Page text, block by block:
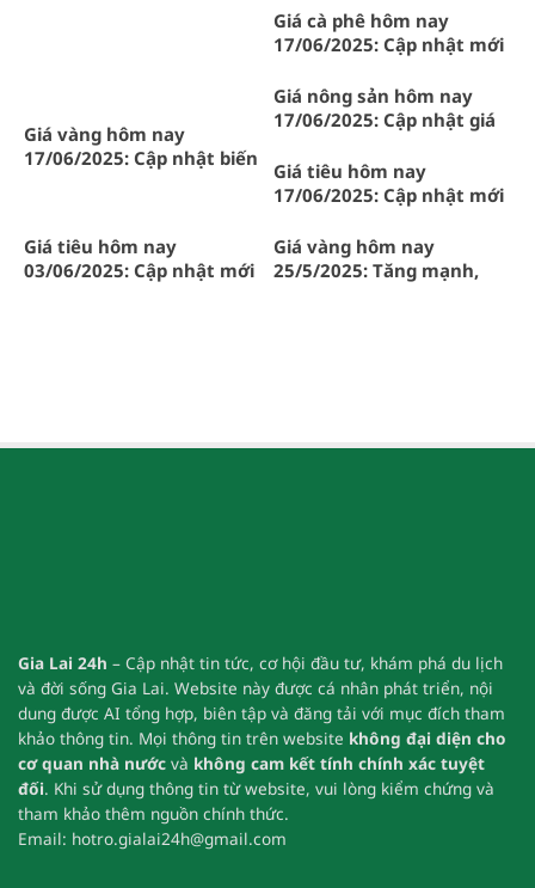
mạnh
Giá vàng hôm nay
17/06/2025: Cập nhật biến
Giá cà phê hôm nay
17/06/2025: Cập nhật mới
Nguyên
Giá nông sản hôm nay
17/06/2025: Cập nhật giá
và Tây Nguyên
Giá tiêu hôm nay
17/06/2025: Cập nhật mới
Giá tiêu hôm nay
03/06/2025: Cập nhật mới
Giá vàng hôm nay
25/5/2025: Tăng mạnh,
Gia Lai 24h – Cập nhật tin tức, cơ hội đầu tư, khám phá du lịch
và đời sống Gia Lai. Website này được cá nhân phát triển, nội
dung được AI tổng hợp, biên tập và đăng tải với mục đích tham
khảo thông tin. Mọi thông tin trên website không đại diện cho
cơ quan nhà nước và không cam kết tính chính xác tuyệt
đối. Khi sử dụng thông tin từ website, vui lòng kiểm chứng và
tham khảo thêm nguồn chính thức.
Email: hotro.gialai24h@gmail.com